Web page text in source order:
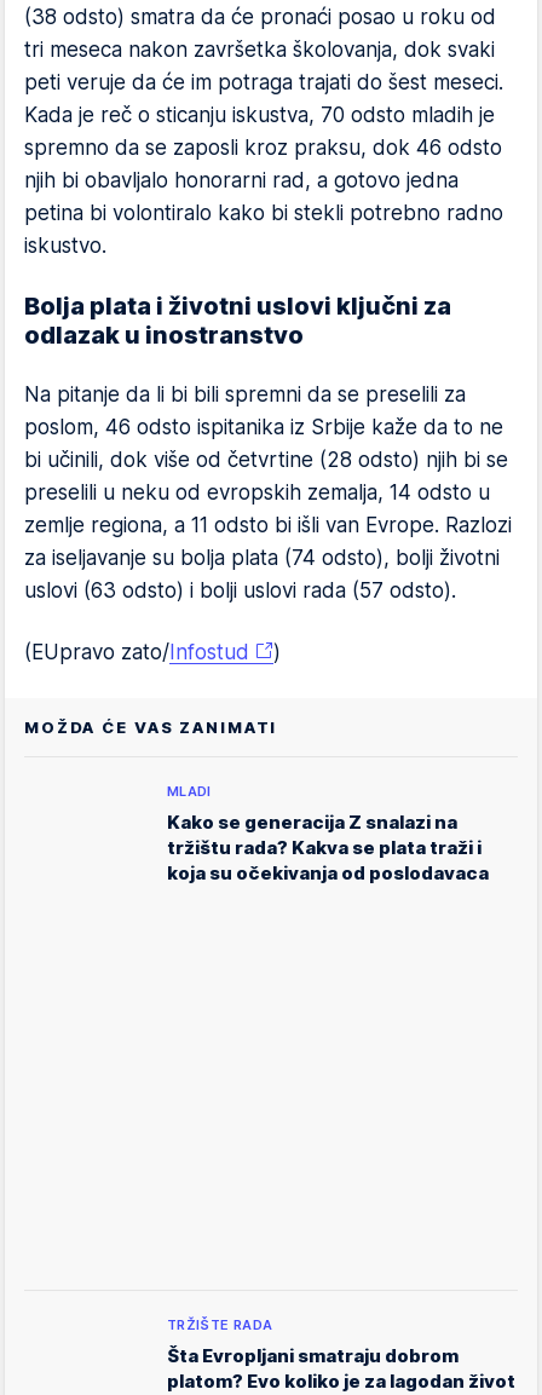
(38 odsto) smatra da će pronaći posao u roku od
tri meseca nakon završetka školovanja, dok svaki
peti veruje da će im potraga trajati do šest meseci.
Kada je reč o sticanju iskustva, 70 odsto mladih je
spremno da se zaposli kroz praksu, dok 46 odsto
njih bi obavljalo honorarni rad, a gotovo jedna
petina bi volontiralo kako bi stekli potrebno radno
iskustvo.
Bolja plata i životni uslovi ključni za
odlazak u inostranstvo
Na pitanje da li bi bili spremni da se preselili za
poslom, 46 odsto ispitanika iz Srbije kaže da to ne
bi učinili, dok više od četvrtine (28 odsto) njih bi se
preselili u neku od evropskih zemalja, 14 odsto u
zemlje regiona, a 11 odsto bi išli van Evrope. Razlozi
za iseljavanje su bolja plata (74 odsto), bolji životni
uslovi (63 odsto) i bolji uslovi rada (57 odsto).
(EUpravo zato/ Infostud )
MOŽDA ĆE VAS ZANIMATI
MLADI
Kako se generacija Z snalazi na
tržištu rada? Kakva se plata traži i
koja su očekivanja od poslodavaca
TRŽIŠTE RADA
Šta Evropljani smatraju dobrom
platom? Evo koliko je za lagodan život